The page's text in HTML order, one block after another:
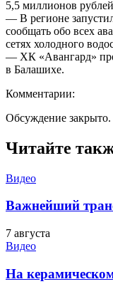
5,5 миллионов
— В регионе
сообщать обо всех
сетях холодного
— ХК «Авангард»
в Балашихе.
Комментарии:
Обсуждение закрыто.
Читайте
Видео
Важнейший
7 августа
Видео
На